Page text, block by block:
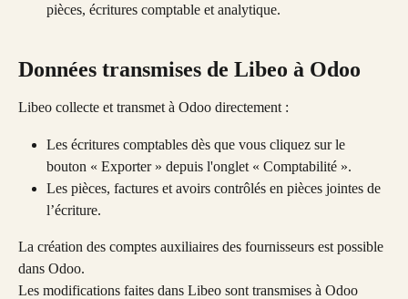
pièces, écritures comptable et analytique.
Données transmises de Libeo à Odoo
Libeo collecte et transmet à Odoo directement :
Les écritures comptables dès que vous cliquez sur le
bouton « Exporter » depuis l'onglet « Comptabilité ».
Les pièces, factures et avoirs contrôlés en pièces jointes de
l’écriture.
La création des comptes auxiliaires des fournisseurs est possible
dans Odoo.
Les modifications faites dans Libeo sont transmises à Odoo